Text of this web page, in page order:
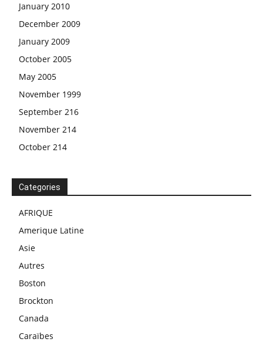
January 2010
December 2009
January 2009
October 2005
May 2005
November 1999
September 216
November 214
October 214
Categories
AFRIQUE
Amerique Latine
Asie
Autres
Boston
Brockton
Canada
Caraïbes